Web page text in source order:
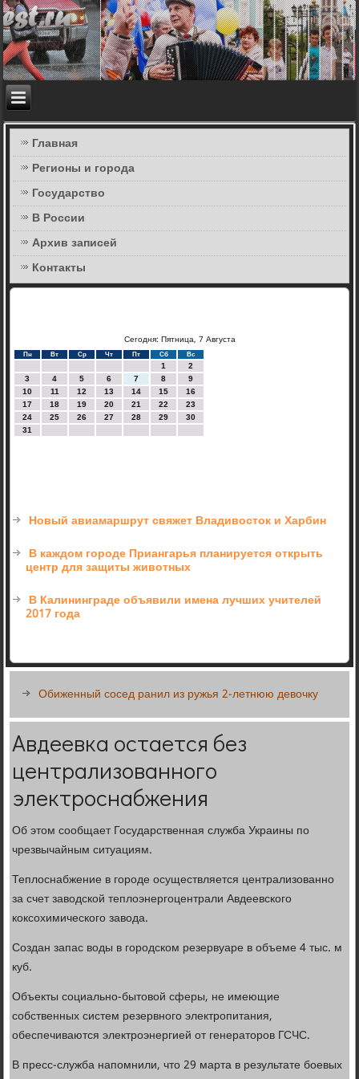
Главная
Регионы и города
Государство
В России
Архив записей
Контакты
Сегодня: Пятница, 7 Августа
Пн Вт Ср Чт Пт Сб Вс
1
2
3
4 5 6 7 8
9
10
11 12 13 14 15
16
17
18 19 20 21 22
23
24
25 26 27 28 29
30
31
Новый авиамаршрут свяжет Владивосток и Харбин
В каждом городе Приангарья планируется открыть
центр для защиты животных
В Калининграде объявили имена лучших учителей
2017 года
Обиженный сосед ранил из ружья 2-летнюю девочку
Авдеевка остается без
централизованного
электроснабжения
Об этом сообщает Государственная служба Украины по
чрезвычайным ситуациям.
Теплоснабжение в городе осуществляется централизованно
за счет заводской теплоэнергоцентрали Авдеевского
коксохимического завода.
Создан запас воды в городском резервуаре в объеме 4 тыс. м
куб.
Объекты социально-бытовой сферы, не имеющие
собственных систем резервного электропитания,
обеспечиваются электроэнергией от генераторов ГСЧС.
В пресс-служба напомнили, что 29 марта в результате боевых